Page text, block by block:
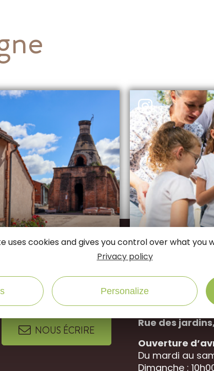
connectés Suivez-
NOUS ÉCRIRE
Rue des
Ouverture
Du mardi au
Dimanche :
uses cookies and gives you control over what you
Privacy policy
Personalize